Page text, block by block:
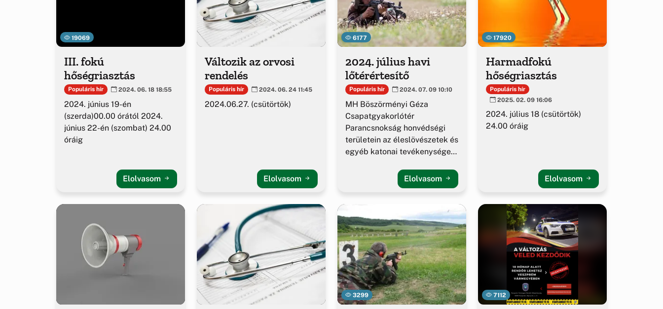
19069
III. fokú
hőségriasztás
Populáris hír 2024. 06. 18 18:55
2024. június 19-én
(szerda)00.00 órától 2024.
június 22-én (szombat) 24.00
óráig
Elolvasom
Változik az orvosi
rendelés
Populáris hír 2024. 06. 24 11:45
2024.06.27. (csütörtök)
Elolvasom
6177
2024. július havi
lőtérértesítő
Populáris hír 2024. 07. 09 10:10
MH Böszörményi Géza
Csapatgyakorlótér
Parancsnokság honvédségi
területein az éleslövészetek és
egyéb katonai tevékenységek
Elolvasom
17920
Harmadfokú
hőségriasztás
Populáris hír
2025. 02. 09 16:06
2024. július 18 (csütörtök)
24.00 óráig
Elolvasom
3299 7112